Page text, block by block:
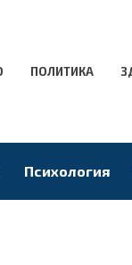
ПОЛИТИКА
Психология